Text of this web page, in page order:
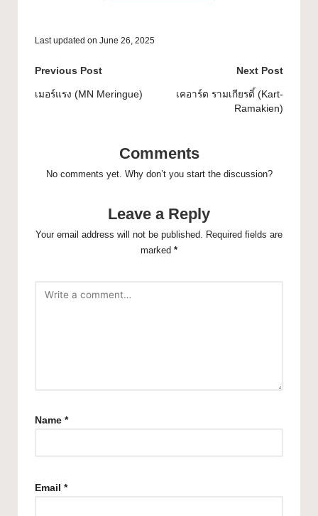
Last updated on June 26, 2025
Previous Post
เมอร์แรง (MN Meringue)
Next Post
เคอาร์ต รามเกียรติ์ (Kart-
Ramakien)
Comments
No comments yet. Why don’t you start the discussion?
Leave a Reply
Your email address will not be published.
Required fields are
marked *
Name *
Email *